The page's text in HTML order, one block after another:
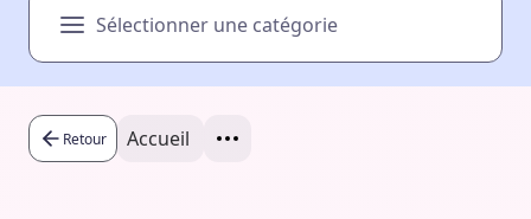
Besoin d'aide ?
Sélectionner une catégorie
Retour Accueil